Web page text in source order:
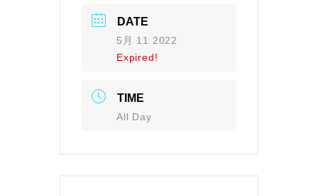
DATE
5月 11 2022
Expired!
TIME
All Day